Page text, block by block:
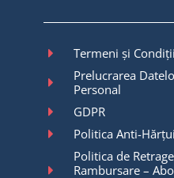
Termeni și Condiții
Prelucrarea
Personal
GDPR
Politica Anti-
Politica de
Rambursare –